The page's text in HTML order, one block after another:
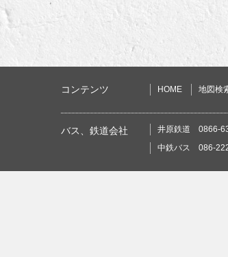
コンテンツ HOME 地図検
バス、鉄道会社 井原鉄道 0866-
中鉄バス 086-